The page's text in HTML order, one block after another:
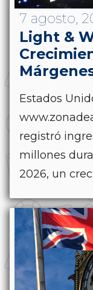
7 agosto,
Light &
Estados
registró
millones
2026, un